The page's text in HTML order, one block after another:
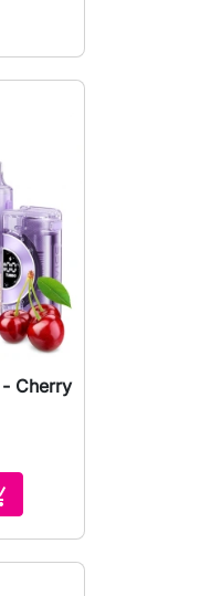
- Cherry
ao carrinho